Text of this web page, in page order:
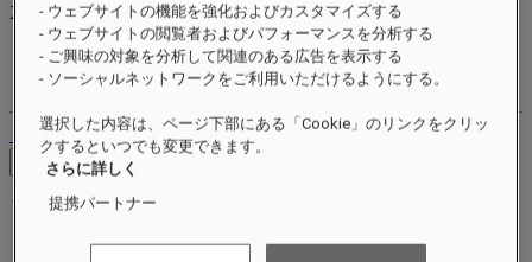
XXXpts
ロイヤルティアカウント
ご予約
ログアウト
お問い合わせ
コンシェルジュ
- ウェブサイトの機能を強化およびカスタマイズする
- ウェブサイトの閲覧者およびパフォーマンスを分析する
- ご興味の対象を分析して関連のある広告を表示する
- ソーシャルネットワークをご利用いただけるようにする。
選択した内容は、ページ下部にある「Cookie」のリンクをクリッ
クするといつでも変更できます。
さらに詳しく
提携パートナー